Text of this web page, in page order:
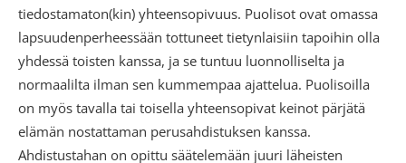
tiedostamaton(kin) yhteensopivuus. Puolisot ovat omassa
lapsuudenperheessään tottuneet tietynlaisiin tapoihin olla
yhdessä toisten kanssa, ja se tuntuu luonnolliselta ja
normaalilta ilman sen kummempaa ajattelua. Puolisoilla
on myös tavalla tai toisella yhteensopivat keinot pärjätä
elämän nostattaman perusahdistuksen kanssa.
Ahdistustahan on opittu säätelemään juuri läheisten